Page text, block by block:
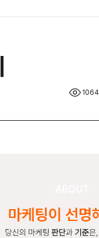
1064